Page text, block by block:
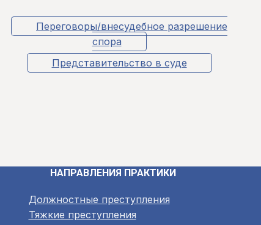
Переговоры/внесудебное разрешение
спора
Представительство в суде
НАПРАВЛЕНИЯ ПРАКТИКИ
Должностные преступления
Тяжкие преступления